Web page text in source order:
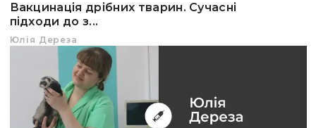
Вакцинація дрібних тварин. Сучасні
підходи до з...
Юлія Дереза